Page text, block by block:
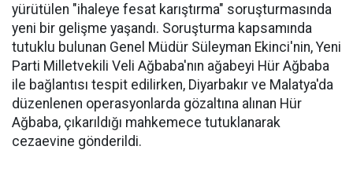
yürütülen "ihaleye fesat karıştırma" soruşturmasında
yeni bir gelişme yaşandı. Soruşturma kapsamında
tutuklu bulunan Genel Müdür Süleyman Ekinci'nin, Yeni
Parti Milletvekili Veli Ağbaba'nın ağabeyi Hür Ağbaba
ile bağlantısı tespit edilirken, Diyarbakır ve Malatya'da
düzenlenen operasyonlarda gözaltına alınan Hür
Ağbaba, çıkarıldığı mahkemece tutuklanarak
cezaevine gönderildi.